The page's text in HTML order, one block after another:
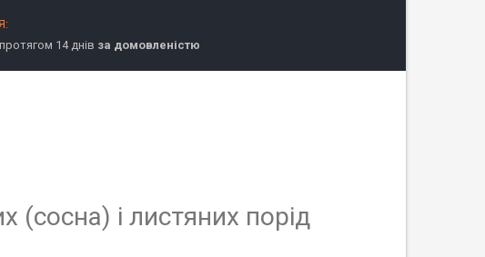
14 днів за домовленістю
(сосна) і листяних порід